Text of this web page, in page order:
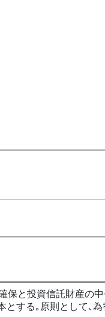
保と投資信託財産の
する｡原則として､